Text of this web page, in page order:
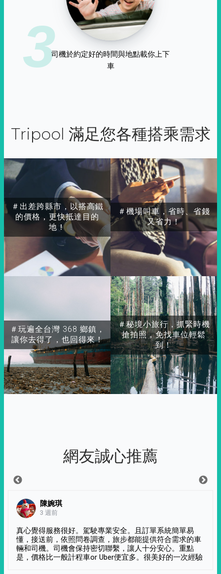
3司機於約定好的時間與地點載你上下
車
Tripool 滿足您各種搭乘需求
＃出差跨縣市，以搭高鐵
的價格，更快抵達目的
地！
＃玩遍全台灣 368 鄉鎮，
讓你去得了，也回得來！
＃秘境小旅行，抓緊時機
搶拍照，免找車位輕鬆
到！
＃機場叫車，省時、省錢
又省力！
網友誠心推薦
陳婉琪
3 週前
真心覺得服務很好。駕駛專業安全。且訂單系統簡單易
懂，接送前，依照問卷調查，旅步都能提供符合需求的車
輛和司機。司機會保持密切聯繫，讓人十分安心。重點
是，價格比一般計程車or Uber便宜多。很美好的一次經驗